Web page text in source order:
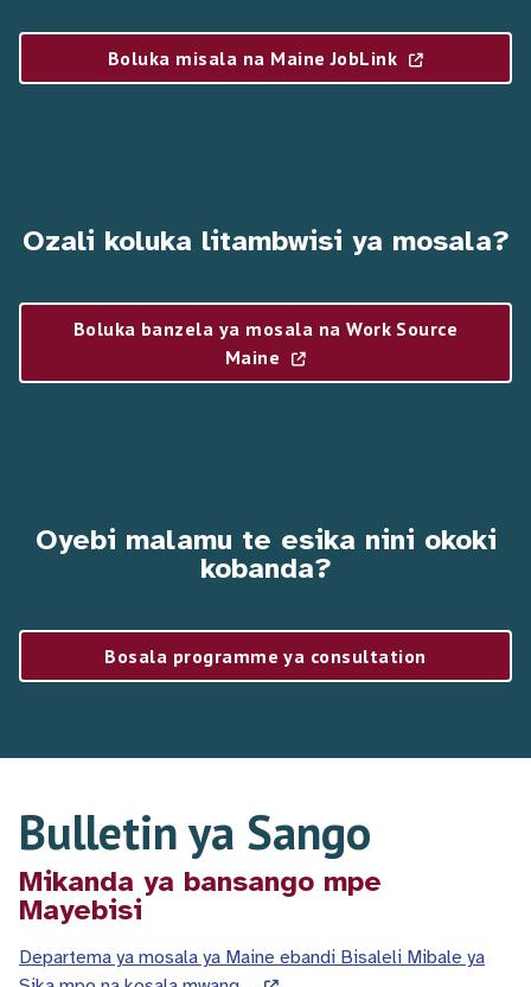
Boluka misala na Maine JobLink
Ozali koluka litambwisi ya mosala?
Boluka banzela ya mosala na Work Source
Maine
Oyebi malamu te esika nini okoki
kobanda?
Bosala programme ya consultation
Bulletin ya Sango
Mikanda ya bansango mpe
Mayebisi
Departema ya mosala ya Maine ebandi Bisaleli Mibale ya